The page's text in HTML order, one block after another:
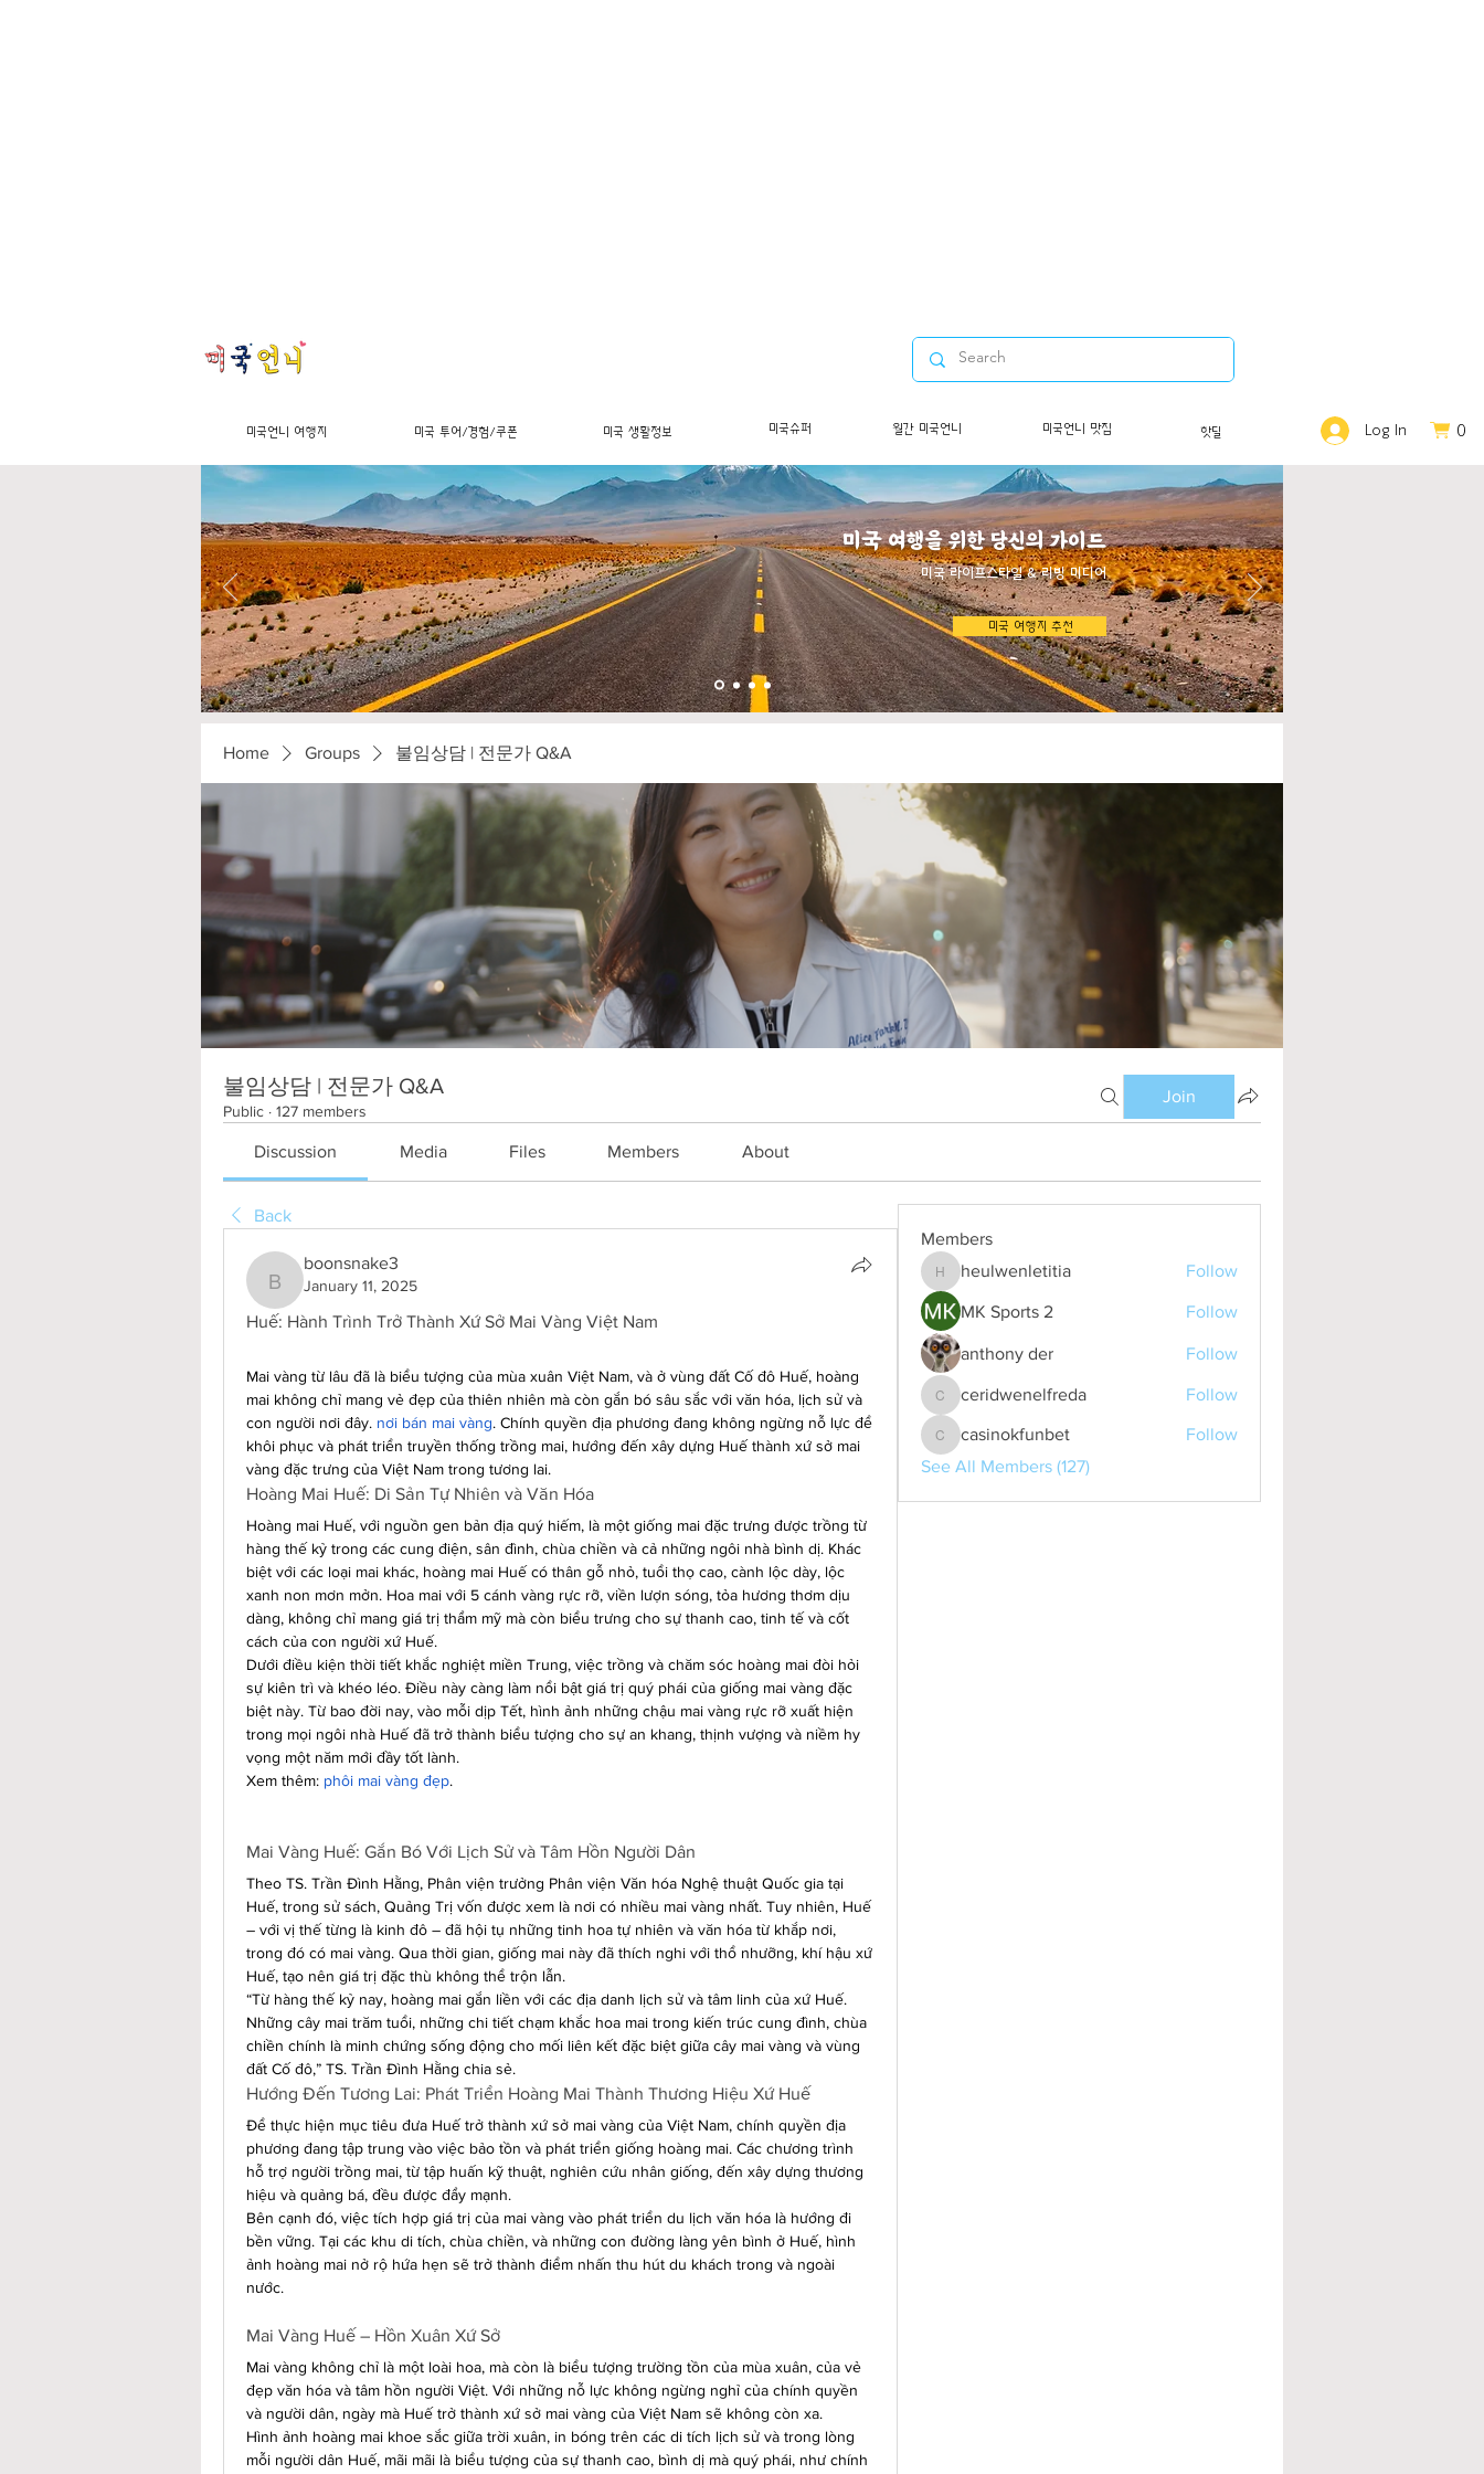
미국 여행을 위한 당신의 가이드
​미국 라이프스타일 & 리빙 미디어
미국 여행지 추천
Home Groups 불임상담 | 전문가 Q&A
불임상담 | 전문가 Q&A
Public · 127 members
Join
Discussion Media Files Members About
Back
boonsnake3
boonsnake3
January 11, 2025
Huế: Hành Trình Trở Thành Xứ Sở Mai Vàng Việt Nam
Mai vàng từ lâu đã là biểu tượng của mùa xuân Việt Nam, và ở vùng đất Cố đô Huế, hoàng
mai không chỉ mang vẻ đẹp của thiên nhiên mà còn gắn bó sâu sắc với văn hóa, lịch sử và
con người nơi đây. nơi bán mai vàng. Chính quyền địa phương đang không ngừng nỗ lực để
khôi phục và phát triển truyền thống trồng mai, hướng đến xây dựng Huế thành xứ sở mai
vàng đặc trưng của Việt Nam trong tương lai.
Hoàng Mai Huế: Di Sản Tự Nhiên và Văn Hóa
Hoàng mai Huế, với nguồn gen bản địa quý hiếm, là một giống mai đặc trưng được trồng từ
hàng thế kỷ trong các cung điện, sân đình, chùa chiền và cả những ngôi nhà bình dị. Khác
biệt với các loại mai khác, hoàng mai Huế có thân gỗ nhỏ, tuổi thọ cao, cành lộc dày, lộc
xanh non mơn mởn. Hoa mai với 5 cánh vàng rực rỡ, viền lượn sóng, tỏa hương thơm dịu
dàng, không chỉ mang giá trị thẩm mỹ mà còn biểu trưng cho sự thanh cao, tinh tế và cốt
cách của con người xứ Huế.
Dưới điều kiện thời tiết khắc nghiệt miền Trung, việc trồng và chăm sóc hoàng mai đòi hỏi
sự kiên trì và khéo léo. Điều này càng làm nổi bật giá trị quý phái của giống mai vàng đặc
biệt này. Từ bao đời nay, vào mỗi dịp Tết, hình ảnh những chậu mai vàng rực rỡ xuất hiện
trong mọi ngôi nhà Huế đã trở thành biểu tượng cho sự an khang, thịnh vượng và niềm hy
vọng một năm mới đầy tốt lành.
Xem thêm: phôi mai vàng đẹp.
Mai Vàng Huế: Gắn Bó Với Lịch Sử và Tâm Hồn Người Dân
Theo TS. Trần Đình Hằng, Phân viện trưởng Phân viện Văn hóa Nghệ thuật Quốc gia tại
Huế, trong sử sách, Quảng Trị vốn được xem là nơi có nhiều mai vàng nhất. Tuy nhiên, Huế
– với vị thế từng là kinh đô – đã hội tụ những tinh hoa tự nhiên và văn hóa từ khắp nơi,
trong đó có mai vàng. Qua thời gian, giống mai này đã thích nghi với thổ nhưỡng, khí hậu xứ
Huế, tạo nên giá trị đặc thù không thể trộn lẫn.
“Từ hàng thế kỷ nay, hoàng mai gắn liền với các địa danh lịch sử và tâm linh của xứ Huế.
Những cây mai trăm tuổi, những chi tiết chạm khắc hoa mai trong kiến trúc cung đình, chùa
chiền chính là minh chứng sống động cho mối liên kết đặc biệt giữa cây mai vàng và vùng
đất Cố đô,” TS. Trần Đình Hằng chia sẻ.
Hướng Đến Tương Lai: Phát Triển Hoàng Mai Thành Thương Hiệu Xứ Huế
Để thực hiện mục tiêu đưa Huế trở thành xứ sở mai vàng của Việt Nam, chính quyền địa
phương đang tập trung vào việc bảo tồn và phát triển giống hoàng mai. Các chương trình
hỗ trợ người trồng mai, từ tập huấn kỹ thuật, nghiên cứu nhân giống, đến xây dựng thương
hiệu và quảng bá, đều được đẩy mạnh.
Bên cạnh đó, việc tích hợp giá trị của mai vàng vào phát triển du lịch văn hóa là hướng đi
bền vững. Tại các khu di tích, chùa chiền, và những con đường làng yên bình ở Huế, hình
ảnh hoàng mai nở rộ hứa hẹn sẽ trở thành điểm nhấn thu hút du khách trong và ngoài
nước.
Mai Vàng Huế – Hồn Xuân Xứ Sở
Mai vàng không chỉ là một loài hoa, mà còn là biểu tượng trường tồn của mùa xuân, của vẻ
đẹp văn hóa và tâm hồn người Việt. Với những nỗ lực không ngừng nghỉ của chính quyền
và người dân, ngày mà Huế trở thành xứ sở mai vàng của Việt Nam sẽ không còn xa.
Hình ảnh hoàng mai khoe sắc giữa trời xuân, in bóng trên các di tích lịch sử và trong lòng
mỗi người dân Huế, mãi mãi là biểu tượng của sự thanh cao, bình dị mà quý phái, như chính
Members
heulwenletitia
heulwenletitia Follow
MK Sports 2 Follow
anthony der Follow
ceridwenelfreda
ceridwenelfreda Follow
casinokfunbet
casinokfunbet
Follow
See All Members (127)
미국언니 여행지 미국 투어/경험/쿠폰 미국 생활정보 미국슈퍼 월간 미국언니 미국언니 맛집 핫딜 Log In 0